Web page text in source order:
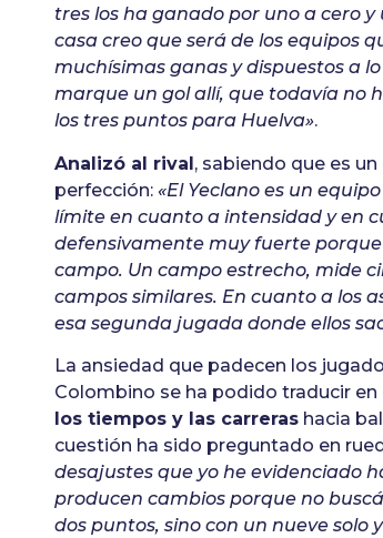
tres los ha ganado por uno a cero
casa creo que será de los equipos
muchísimas ganas y dispuestos a
marque un gol allí, que todavía no
los tres puntos para Huelva».
Analizó al rival, sabiendo que es
perfección: «El Yeclano es un
límite en cuanto a intensidad y en
defensivamente muy fuerte
campo. Un campo estrecho, mide
campos similares. En cuanto a los
esa segunda jugada donde ellos
La ansiedad que padecen los
Colombino se ha podido traducir en
los tiempos y las carreras hacia
cuestión ha sido preguntado en
desajustes que yo he evidenciado
producen cambios porque no
dos puntos, sino con un nueve solo